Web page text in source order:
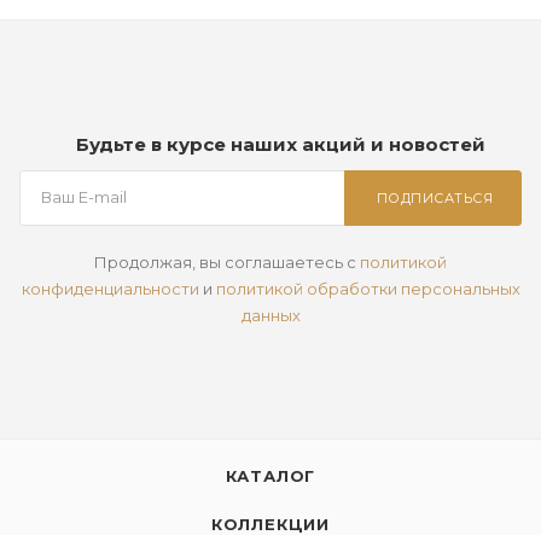
Будьте в курсе наших акций и новостей
ПОДПИСАТЬСЯ
Продолжая, вы соглашаетесь с политикой
конфиденциальности и политикой обработки персональных
данных
КАТАЛОГ
КОЛЛЕКЦИИ